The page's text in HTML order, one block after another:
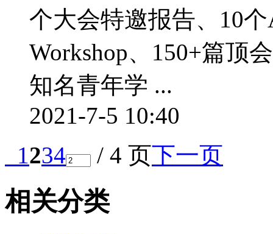
个大会特邀报告、10
Workshop、150+篇顶
知名青年学 ...
2021-7-5 10:40
1234 / 4 页下一页
相关分类